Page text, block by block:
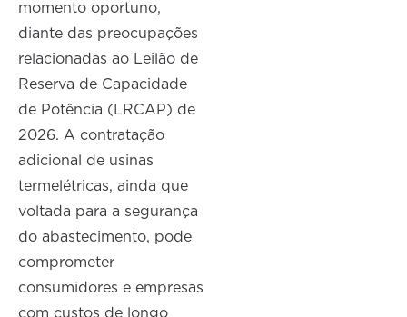
momento oportuno,
diante das preocupações
relacionadas ao Leilão de
Reserva de Capacidade
de Potência (LRCAP) de
2026. A contratação
adicional de usinas
termelétricas, ainda que
voltada para a segurança
do abastecimento, pode
comprometer
consumidores e empresas
com custos de longo